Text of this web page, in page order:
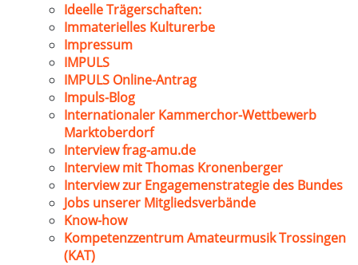
Ideelle Trägerschaften:
Immaterielles Kulturerbe
Impressum
IMPULS
IMPULS Online-Antrag
Impuls-Blog
Internationaler Kammerchor-Wettbewerb
Marktoberdorf
Interview frag-amu.de
Interview mit Thomas Kronenberger
Interview zur Engagemenstrategie des Bundes
Jobs unserer Mitgliedsverbände
Know-how
Kompetenzzentrum Amateurmusik Trossingen
(KAT)